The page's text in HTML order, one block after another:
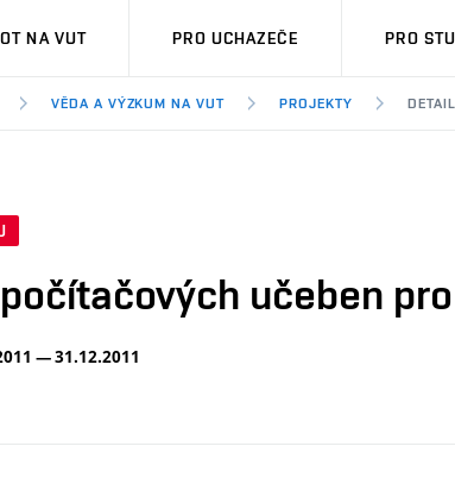
NA VUT PRO UCHAZEČE PRO
VĚDA A VÝZKUM NA VUT PROJEKTY
učeben
— 31.12.2011